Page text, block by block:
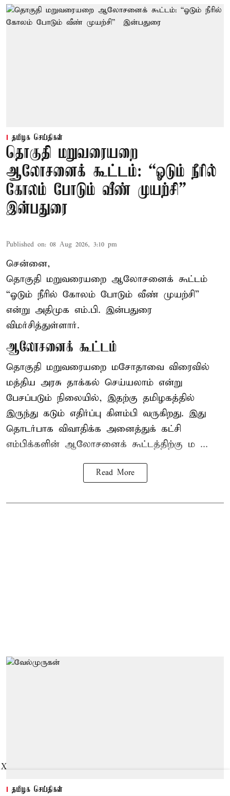
தமிழக செய்திகள்
தொகுதி மறுவரையறை
ஆலோசனைக் கூட்டம்: “ஓடும் நீரில்
கோலம் போடும் வீண் முயற்சி” –
இன்பதுரை
Published on: 08 Aug 2026, 3:10 pm
சென்னை,
தொகுதி மறுவரையறை ஆலோசனைக் கூட்டம்
“ஓடும் நீரில் கோலம் போடும் வீண் முயற்சி”
என்று அதிமுக எம்.பி. இன்பதுரை
விமர்சித்துள்ளார்.
ஆலோசனைக் கூட்டம்
தொகுதி மறுவரையறை மசோதாவை விரைவில்
மத்திய அரசு தாக்கல் செய்யலாம் என்று
பேசப்படும் நிலையில், இதற்கு தமிழகத்தில்
இருந்து கடும் எதிர்ப்பு கிளம்பி வருகிறது. இது
தொடர்பாக விவாதிக்க அனைத்துக் கட்சி
எம்பிக்களின் ஆலோசனைக் கூட்டத்திற்கு ம ...
Read More
தமிழக செய்திகள்
X